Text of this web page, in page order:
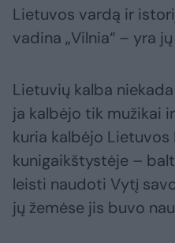
Lietuvos vardą ir
vadina „Vilnia“ – yra
Lietuvių kalba
ja kalbėjo tik mužikai
kuria kalbėjo
kunigaikštystėje –
leisti naudoti Vytį
jų žemėse jis buvo